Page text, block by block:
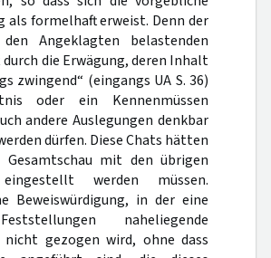
als formelhaft erweist. Denn der
Angeklagten belastenden
die Erwägung, deren Inhalt
zwingend“ (eingangs UA S. 36)
oder ein Kennenmüssen
andere Auslegungen denkbar
dürfen. Diese Chats hätten
mit den übrigen
werden müssen.
Beweiswürdigung, in der eine
naheliegende
nicht gezogen wird, ohne dass